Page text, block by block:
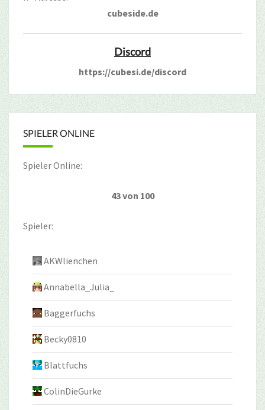
cubeside.de
Discord
https://cubesi.de/discord
SPIELER ONLINE
Spieler Online:
43 von 100
Spieler:
AKWlienchen
Annabella_Julia_
Baggerfuchs
Becky0810
Blattfuchs
ColinDieGurke